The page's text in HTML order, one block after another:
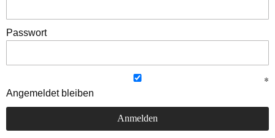
Passwort
Angemeldet bleiben